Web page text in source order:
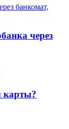
через
карты?